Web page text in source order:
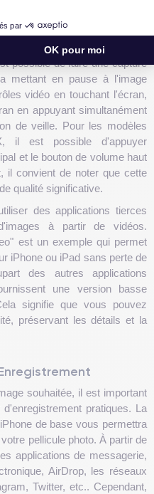
par
OK pour moi
d'extraire directement une
possible de faire une capture
mettant en pause à l'image
vidéo en touchant l'écran,
en appuyant simultanément
de veille. Pour les modèles
il est possible d'appuyer
et le bouton de volume haut
il convient de noter que cette
qualité significative.
des applications tierces
à partir de vidéos.
est un exemple qui permet
iPhone ou iPad sans perte de
des autres applications
une version basse
signifie que vous pouvez
préservant les détails et la
souhaitée, il est important
pratiques. La
de base vous permettra
pellicule photo. À partir de
applications de messagerie,
AirDrop, les réseaux
Twitter, etc.. Cependant,